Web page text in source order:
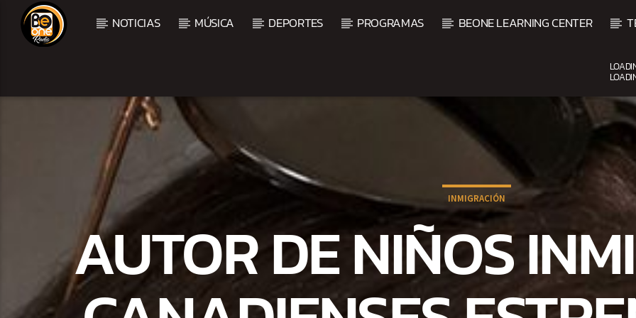
NOTICIAS MÚSICA DEPORTES PROGRAMAS BEONE LEARNING CENTER
CURRENT TRACK
TITLE
ARTIST
CURRENT SHOW
BEATS URBANOS
1:00 PM
INMIGRACIÓN
AUTOR DE NIÑOS